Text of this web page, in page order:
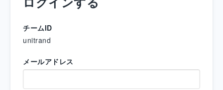
チームID
unitrand
メールアドレス